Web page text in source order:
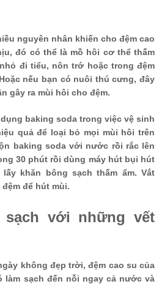
nguyên nhân khiến cho đệm cao
đó có thể là mồ hôi cơ thể thấm
đi tiểu, nôn trớ hoặc trong đệm
nếu bạn có nuôi thú cưng, đây
gây ra mùi hôi cho đệm.
baking soda trong việc vệ sinh
quả để loại bỏ mọi mùi hôi trên
baking soda với nước rồi rắc lên
30 phút rồi dùng máy hút bụi hút
khăn bông sạch thấm ẩm. Vắt
để hút mùi.
với những vết
không đẹp trời, đệm cao su của
làm sạch đến nỗi ngay cả nước và